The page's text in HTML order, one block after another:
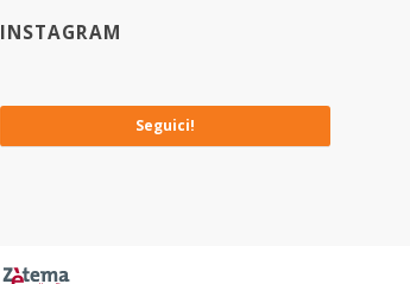
INSTAGRAM
Seguici!